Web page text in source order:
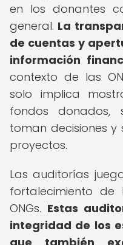
en los donantes
general. La
de cuentas y
información
contexto de las
solo implica
fondos donados,
toman decisiones
proyectos.
Las auditorías
fortalecimiento
ONGs. Estas
integridad de los